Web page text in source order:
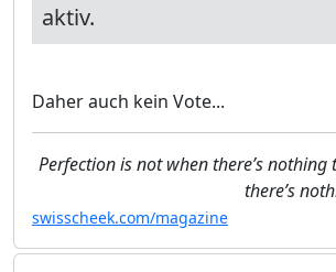
aktiv.
Daher auch kein Vote...
Perfection is not when there’s
there’s
swisscheek.com/magazine